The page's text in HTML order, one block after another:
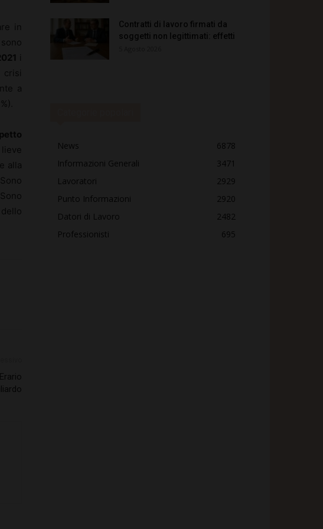
in
sono
i
crisi
a
alla
Contratti di lavoro firmati da
soggetti non legittimati: effetti
News
6878
Informazioni Generali
3471
Lavoratori
2929
Punto Informazioni
2920
Datori di Lavoro
2482
Professionisti
695